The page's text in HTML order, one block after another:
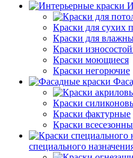
Краски для сухих
Краски для
Краски
Краски моющиеся
Краски негорючие
Краски
Краски фактурные
Краски
специального